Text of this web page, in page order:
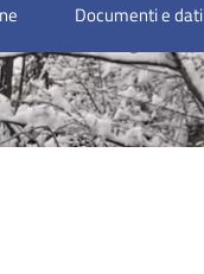
Documenti e dati